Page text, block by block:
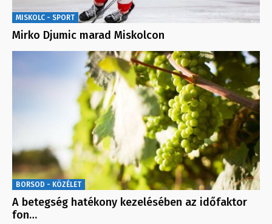
MISKOLC - SPORT
Mirko Djumic marad Miskolcon
BORSOD - KÖZÉLET
A betegség hatékony kezelésében az időfaktor
fon…